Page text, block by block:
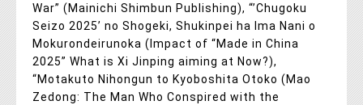
War” (Mainichi Shimbun Publishing), “’Chugoku
Seizo 2025’ no Shogeki, Shukinpei ha Ima Nani o
Mokurondeirunoka (Impact of “Made in China
2025” What is Xi Jinping aiming at Now?),
“Motakuto Nihongun to Kyoboshita Otoko (Mao
Zedong: The Man Who Conspired with the